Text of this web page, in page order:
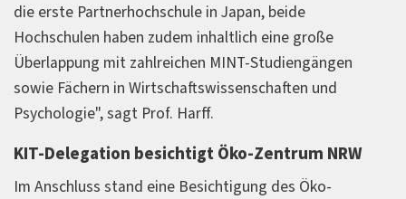
die erste Partnerhochschule in Japan, beide
Hochschulen haben zudem inhaltlich eine große
Überlappung mit zahlreichen MINT-Studiengängen
sowie Fächern in Wirtschaftswissenschaften und
Psychologie", sagt Prof. Harff.
KIT-Delegation besichtigt Öko-Zentrum NRW
Im Anschluss stand eine Besichtigung des Öko-